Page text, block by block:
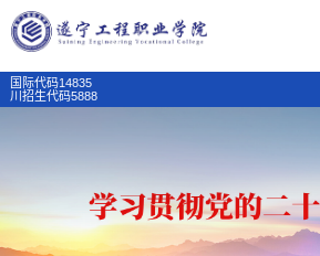
国际代码14835
川招生代码5888
页
学